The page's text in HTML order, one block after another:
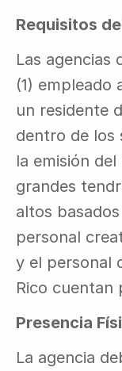
Requisitos
Las agencias
(1) empleado
un residente
dentro de los
la emisión
grandes
altos
personal
y el personal
Rico cuentan
Presencia
La agencia